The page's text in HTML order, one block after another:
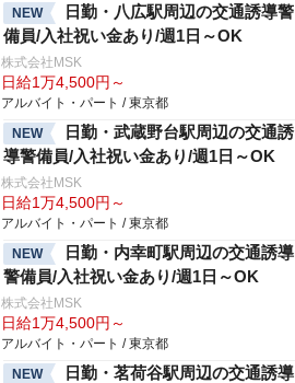
NEW
日勤・八広駅周辺の交通誘導警
備員/入社祝い金あり/週1日～OK
株式会社MSK
日給1万4,500円～
アルバイト・パート / 東京都
NEW
日勤・武蔵野台駅周辺の交通誘
導警備員/入社祝い金あり/週1日～OK
株式会社MSK
日給1万4,500円～
アルバイト・パート / 東京都
NEW
日勤・内幸町駅周辺の交通誘導
警備員/入社祝い金あり/週1日～OK
株式会社MSK
日給1万4,500円～
アルバイト・パート / 東京都
NEW
日勤・茗荷谷駅周辺の交通誘導